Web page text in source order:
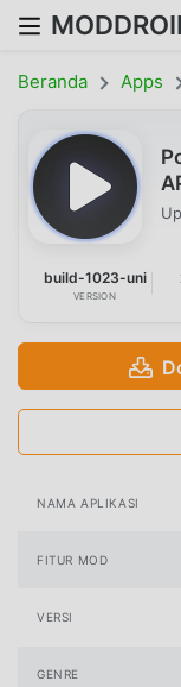
Beranda Apps
build-1023-uni
VERSION
NAMA APLIKASI
FITUR MOD
VERSI
GENRE